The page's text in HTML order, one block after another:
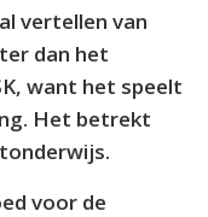
vertellen van
dan het
want het speelt
Het betrekt
voor de